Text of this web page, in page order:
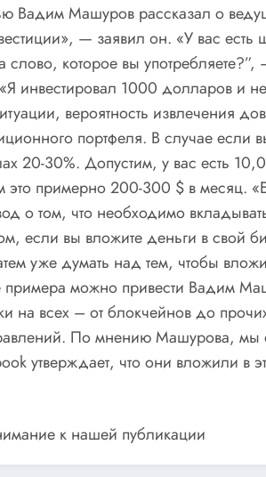
Вадим Машуров рассказал о
— заявил он. «У вас
слово, которое вы
инвестировал 1000 долларов и
вероятность извлечения
портфеля. В случае
20-30%. Допустим, у вас есть
это примерно 200-300 $ в месяц.
о том, что необходимо
если вы вложите деньги в свой
уже думать над тем, чтобы
примера можно привести Вадим
на всех – от блокчейнов до
По мнению Машурова, мы
утверждает, что они вложили
к нашей публикации